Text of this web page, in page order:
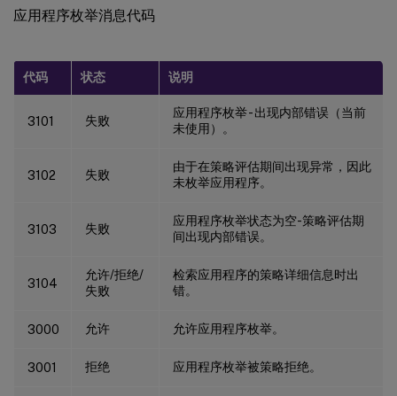
应用程序枚举消息代码
代码 状态 说明
3101 失败
应用程序枚举 - 出现内部错误（当前
未使用）。
3102 失败
由于在策略评估期间出现异常，因此
未枚举应用程序。
3103 失败
应用程序枚举状态为空-策略评估期
间出现内部错误。
3104
允许/拒绝/
失败
检索应用程序的策略详细信息时出
错。
3000 允许 允许应用程序枚举。
3001 拒绝 应用程序枚举被策略拒绝。